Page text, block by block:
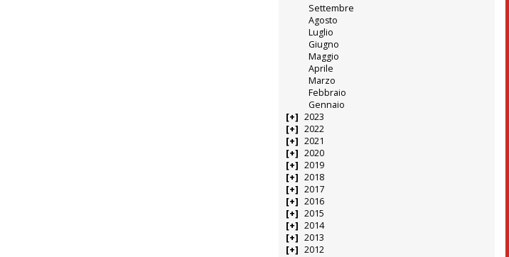
Settembre
Agosto
Luglio
Giugno
Maggio
Aprile
Marzo
Febbraio
Gennaio
2023
2022
2021
2020
2019
2018
2017
2016
2015
2014
2013
2012